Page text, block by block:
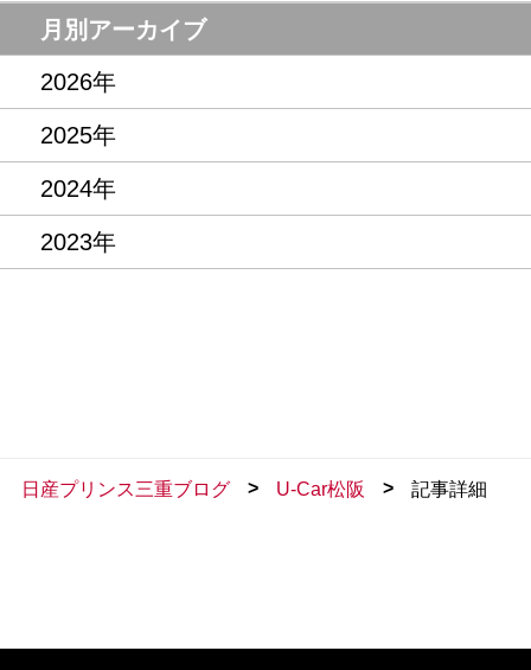
月別アーカイブ
2026年
2025年
2024年
2023年
日産プリンス三重ブログ > U-Car松阪 > 記事詳細